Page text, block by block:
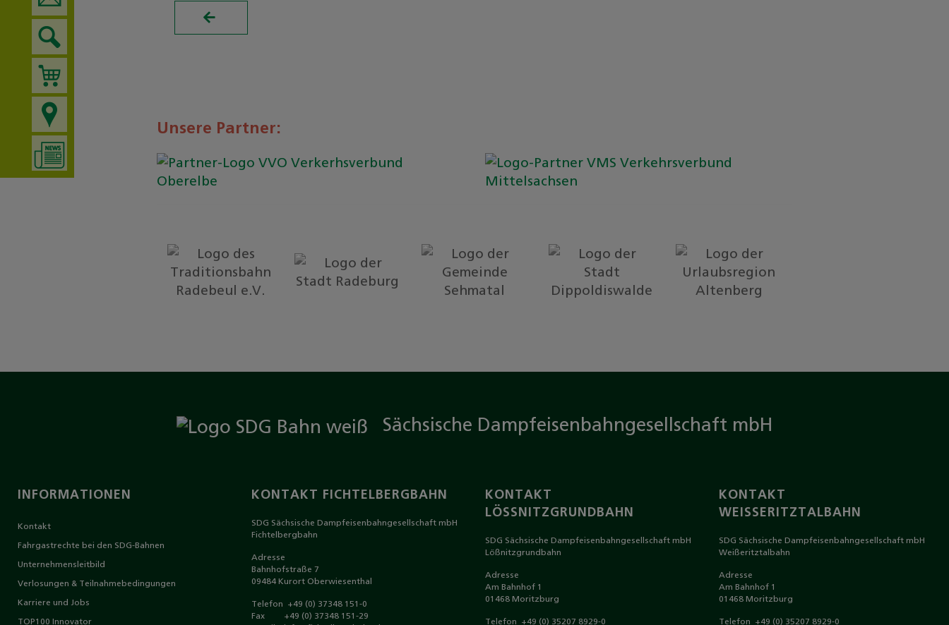
Unsere Partner:
Sächsische Dampfeisenbahngesellschaft mbH
INFORMATIONEN
Kontakt
Fahrgastrechte bei den SDG-Bahnen
Unternehmensleitbild
Verlosungen & Teilnahmebedingungen
Karriere und Jobs
TOP100 Innovator
KONTAKT FICHTELBERGBAHN
SDG Sächsische Dampfeisenbahngesellschaft mbH
Fichtelbergbahn
Adresse
Bahnhofstraße 7
09484 Kurort Oberwiesenthal
Telefon +49 (0) 37348 151-0
Fax +49 (0) 37348 151-29
KONTAKT
LÖSSNITZGRUNDBAHN
SDG Sächsische Dampfeisenbahngesellschaft mbH
Lößnitzgrundbahn
Adresse
Am Bahnhof 1
01468 Moritzburg
Telefon +49 (0) 35207 8929-0
KONTAKT
WEISSERITZTALBAHN
SDG Sächsische Dampfeisenbahngesellschaft mbH
Weißeritztalbahn
Adresse
Am Bahnhof 1
01468 Moritzburg
Telefon +49 (0) 35207 8929-0